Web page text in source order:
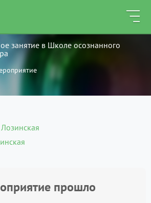
занятие в Школе осознанного
прошло